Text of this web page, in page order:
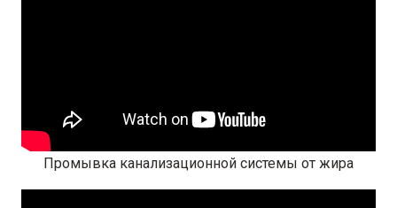
Промывка канализационной системы от жира